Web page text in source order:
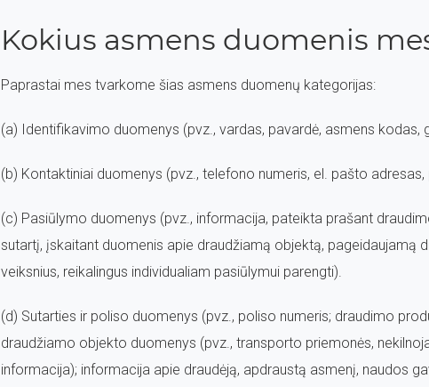
Kokius asmens duomenis
Paprastai mes tvarkome šias asmens duomenų kategorijas:
(a) Identifikavimo duomenys (pvz., vardas, pavardė, asmens kodas,
(b) Kontaktiniai duomenys (pvz., telefono numeris, el. pašto
(c) Pasiūlymo duomenys (pvz., informacija, pateikta prašant
sutartį, įskaitant duomenis apie draudžiamą objektą, pageidaujamą
veiksnius, reikalingus individualiam pasiūlymui parengti).
(d) Sutarties ir poliso duomenys (pvz., poliso numeris; draudimo
draudžiamo objekto duomenys (pvz., transporto priemonės,
informacija); informacija apie draudėją, apdraustą asmenį, naudos